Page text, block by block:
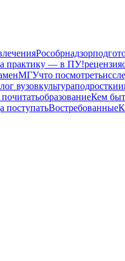
Рособрнадзор
практику — в ПУ!рецензия
МГУчто посмотреть
вузовкультураподростки
образованиеКем
поступатьВостребованные